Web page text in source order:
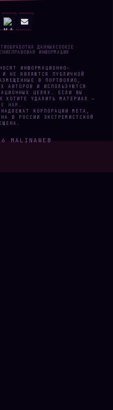
ОБРАБОТКА ДАННЫХ COOKIE
ПРАВОВАЯ ИНФОРМАЦИЯ
ИНФОРМАЦИОННО-
И НЕ ЯВЛЯЮТСЯ ПУБЛИЧНОЙ
В ПОРТФОЛИО,
АВТОРОВ И ИСПОЛЬЗУЮТСЯ
ЦЕЛЯХ. ЕСЛИ ВЫ
ХОТИТЕ УДАЛИТЬ МАТЕРИАЛ —
НАМ .
КОРПОРАЦИИ META,
В РОССИИ ЭКСТРЕМИСТСКОЙ
MALINAWEB